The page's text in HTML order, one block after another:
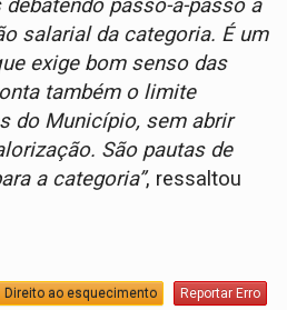
passo-a-passo a
salarial da categoria. É um
exige bom senso das
também o limite
do Município, sem abrir
São pautas de
a categoria”, ressaltou
Direito ao esquecimento Reportar Erro